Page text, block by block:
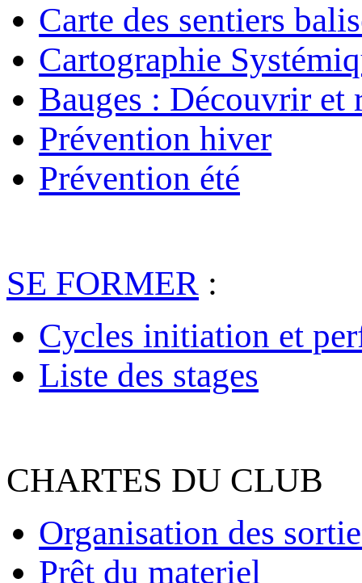
Carte des sentiers
Cartographie
Bauges : Découvrir et
Prévention hiver
Prévention été
SE FORMER :
Cycles initiation et
Liste des stages
CHARTES DU CLUB
Organisation des
Prêt du materiel